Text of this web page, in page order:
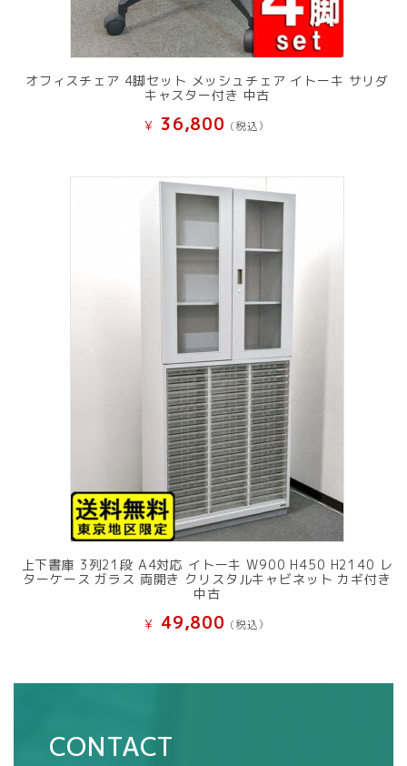
オフィスチェア 4脚セット メッシュチェア イトーキ サリダ
キャスター付き 中古
¥ 36,800 (税込）
上下書庫 3列21段 A4対応 イトーキ W900 H450 H2140 レ
ターケース ガラス 両開き クリスタルキャビネット カギ付き
中古
¥ 49,800 (税込）
CONTACT